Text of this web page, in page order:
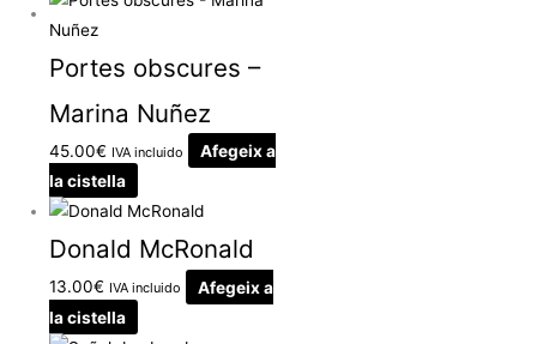
Portes obscures –
Marina Nuñez
45.00€ IVA incluido
Afegeix a
la cistella
Donald McRonald
13.00€ IVA incluido
Afegeix a
la cistella